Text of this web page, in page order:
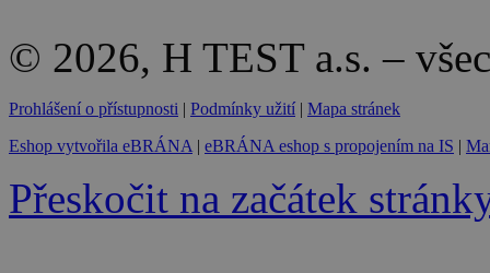
© 2026, H TEST a.s. –
Prohlášení o přístupnosti | Podmínky užití | Mapa stránek
Eshop vytvořila eBRÁNA | eBRÁNA eshop s propojením na IS |
Přeskočit na začátek